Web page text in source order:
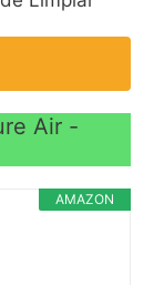
Air -
AMAZON